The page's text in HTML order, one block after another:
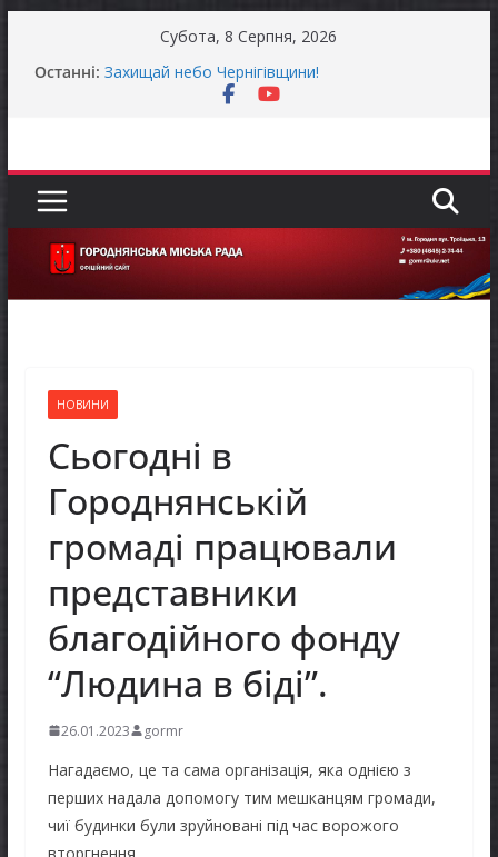
Субота, 8 Серпня, 2026
Останні: Захищай небо Чернігівщини!
Батьки майбутніх першокласників уже можуть
Як отримати компенсацію за товари, придбані
Уповноважений Верховної Ради України з
прав людини проводить опитування щодо
реалізації права осіб з інвалідністю на працю
НОВИНИ
Сьогодні в
Городнянській
громаді працювали
представники
благодійного фонду
“Людина в біді”.
26.01.2023 gormr
Нагадаємо, це та сама організація, яка однією з
перших надала допомогу тим мешканцям громади,
чиї будинки були зруйновані під час ворожого